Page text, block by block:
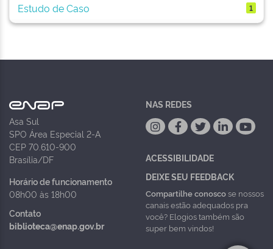
Estudo de Caso
1
Asa Sul
SPO Área Especial 2-A
CEP 70.610-900
Brasília/DF
Horário de funcionamento
08h00 às 18h00
Contato
biblioteca@enap.gov.br
NAS REDES
ACESSIBILIDADE
DEIXE SEU FEEDBACK
Compartilhe conoscose nossos
canais estão adequados pra
você? Elogios também são
super bem vindos!